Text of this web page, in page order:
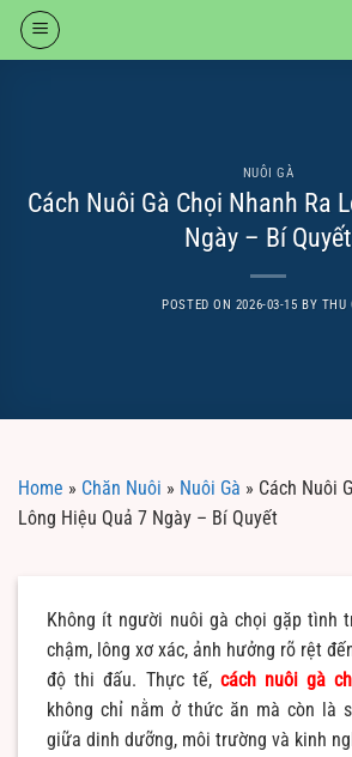
Skip
NUÔI GÀ
Cách Nuôi Gà Chọi Nhanh Ra
Ngày – Bí Quyết
POSTED ON 2026-03-15 BY THU
Home » Chăn Nuôi » Nuôi Gà » Cách Nuôi
Lông Hiệu Quả 7 Ngày – Bí Quyết
Không ít người nuôi gà chọi gặp tình
chậm, lông xơ xác, ảnh hưởng rõ rệt
độ thi đấu. Thực tế, cách nuôi gà
không chỉ nằm ở thức ăn mà còn là
giữa dinh dưỡng, môi trường và kinh